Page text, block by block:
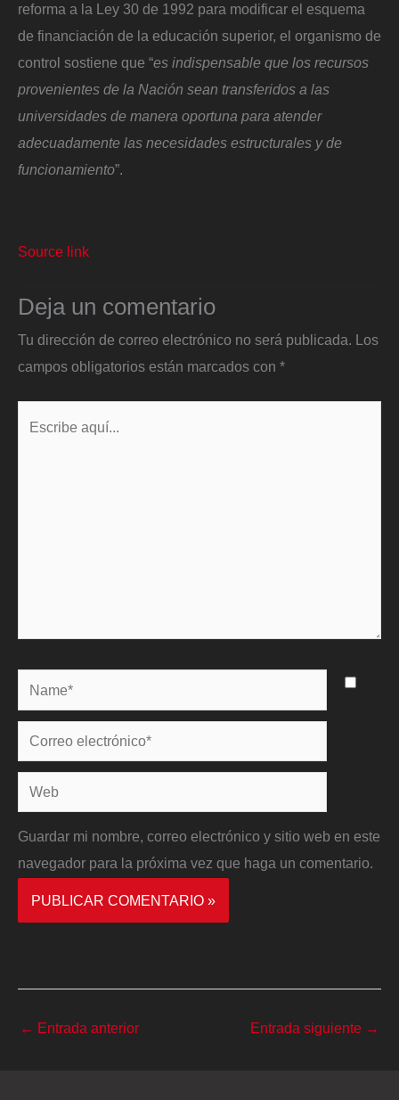
reforma a la Ley 30 de 1992 para modificar el esquema
de financiación de la educación superior, el organismo de
control sostiene que “es indispensable que los recursos
provenientes de la Nación sean transferidos a las
universidades de manera oportuna para atender
adecuadamente las necesidades estructurales y de
funcionamiento”.
Source link
Deja un comentario
Tu dirección de correo electrónico no será publicada. Los
campos obligatorios están marcados con *
Name*
Correo
electrónico*
Web
Guardar mi nombre, correo electrónico y sitio web en este
navegador para la próxima vez que haga un comentario.
← Entrada anterior Entrada siguiente →